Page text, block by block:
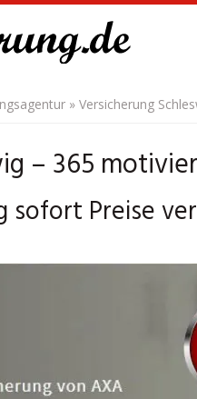
» Versicherung
– 365
sofort Preise